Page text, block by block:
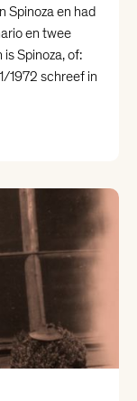
Spinoza en had
en twee
Spinoza, of:
1972 schreef in